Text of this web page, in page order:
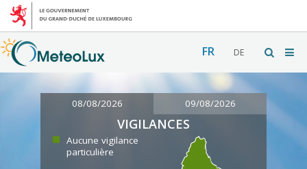
FR DE
08/08/2026 09/08/2026
VIGILANCES
Aucune vigilance
particulière